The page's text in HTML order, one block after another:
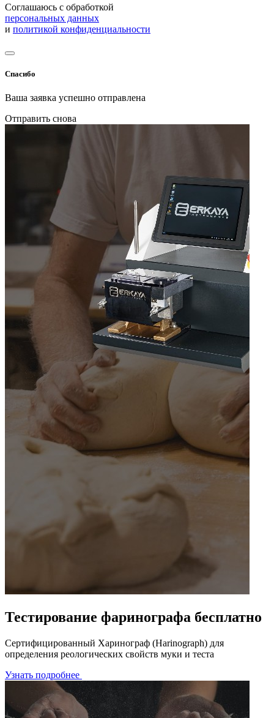
Соглашаюсь с обработкой
персональных данных
и политикой конфиденциальности
Спасибо
Ваша заявка успешно отправлена
Отправить снова
Тестирование фаринографа бесплатно
Сертифицированный Харинограф (Harinograph) для
определения реологических свойств муки и теста
Узнать подробнее